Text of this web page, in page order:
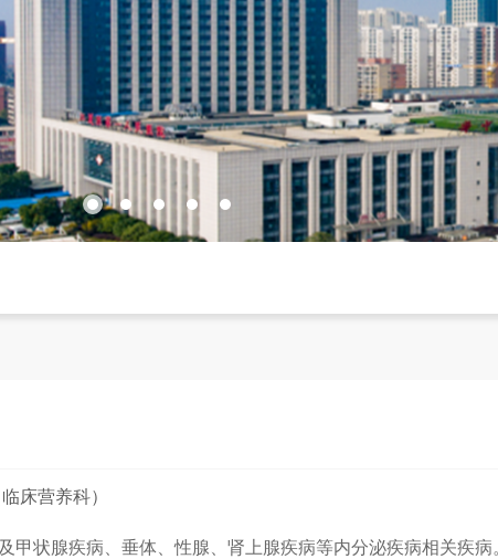
床营养科）
甲状腺疾病、垂体、性腺、肾上腺疾病等内分泌疾病相关疾